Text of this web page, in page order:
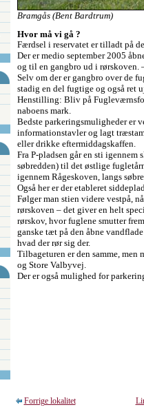
Bramgås (Bent Bardtrum)
Hvor må vi gå ?
Færdsel i reservatet er tilladt på
Der er medio september 2005
og til en gangbro ud i rørskoven.
Selv om der er gangbro over de
stadig en del fugtige og også ret
Henstilling: Bliv på
naboens mark.
Bedste parkeringsmuligheder er
informationstavler og lagt
eller drikke eftermiddagskaffen.
Fra P-pladsen går en sti igennem
søbredden) til det østlige
igennem Rågeskoven, langs
Også her er der etableret
Følger man stien videre vestpå,
rørskoven – det giver en helt
rørskov, hvor fuglene smutter
ganske tæt på den åbne
hvad der rør sig der.
Tilbageturen er den samme,
og Store Valbyvej.
Der er også mulighed for
Forrige lokalitet